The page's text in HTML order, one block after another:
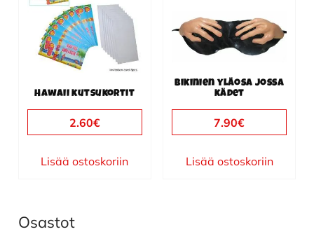
Hawaii kutsukortit
2.60€
Lisää ostoskoriin
Bikinien yläosa jossa
kädet
7.90€
Lisää ostoskoriin
Ensisijainen
Osastot